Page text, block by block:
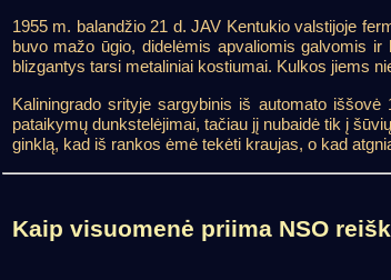
1955 m. balandžio 21 d. JAV Kentukio valstijoje
buvo mažo ūgio, didelėmis apvaliomis galvomis
blizgantys tarsi metaliniai kostiumai. Kulkos jiems
Kaliningrado srityje sargybinis iš automato
pataikymų dunkstelėjimai, tačiau jį nubaidė tik į
ginklą, kad iš rankos ėmė tekėti kraujas, o kad
Kaip visuomenė priima NSO